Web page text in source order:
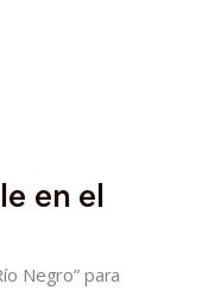
en el
Negro” para